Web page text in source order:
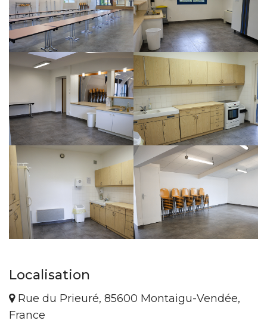
Localisation
Rue du Prieuré, 85600 Montaigu-Vendée,
France